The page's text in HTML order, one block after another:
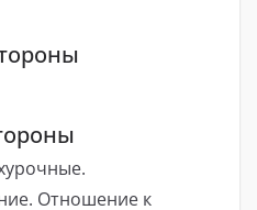
Отношение к